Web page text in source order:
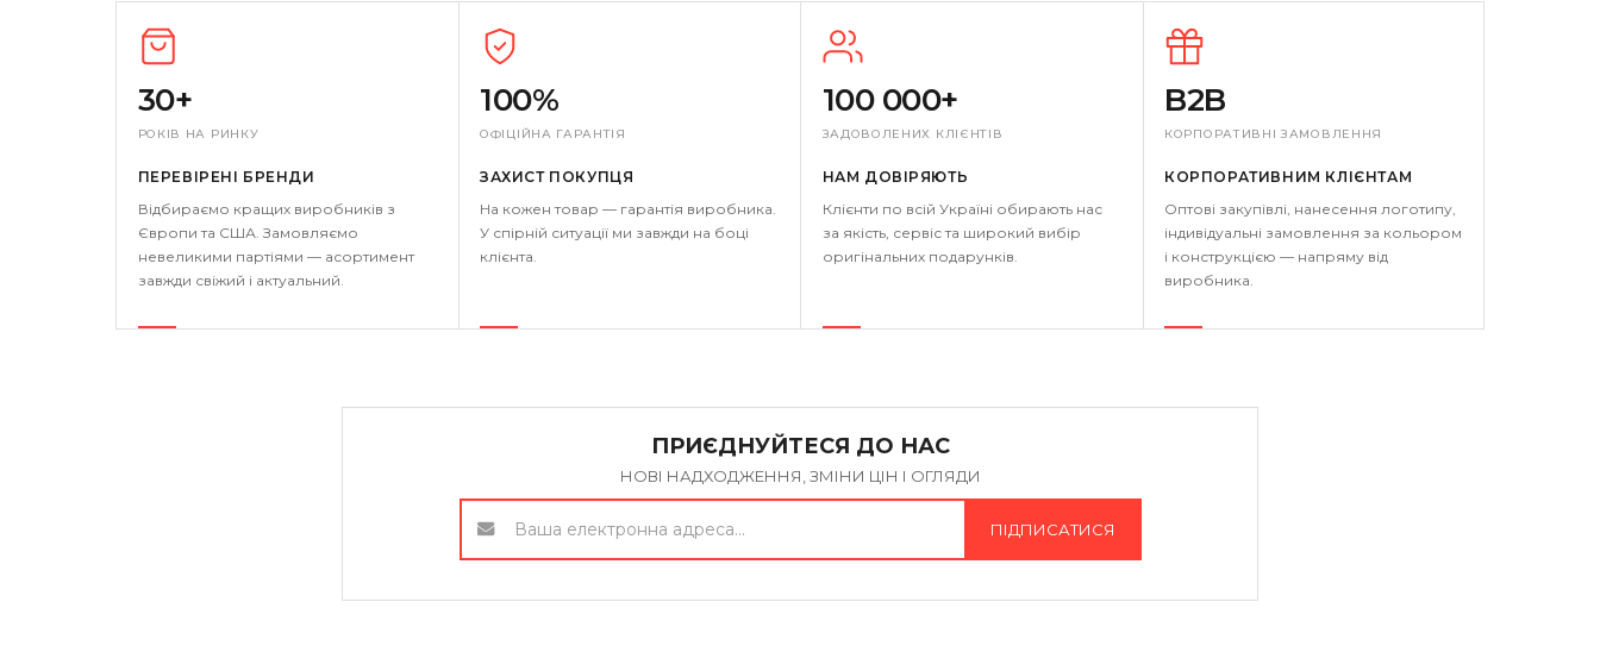
30+
РОКІВ НА РИНКУ
ПЕРЕВІРЕНІ БРЕНДИ
Відбираємо кращих виробників з
Європи та США. Замовляємо
невеликими партіями — асортимент
завжди свіжий і актуальний.
100%
ОФІЦІЙНА ГАРАНТІЯ
ЗАХИСТ ПОКУПЦЯ
На кожен товар — гарантія виробника.
У спірній ситуації ми завжди на боці
клієнта.
100 000+
ЗАДОВОЛЕНИХ КЛІЄНТІВ
НАМ ДОВІРЯЮТЬ
Клієнти по всій Україні обирають нас
за якість, сервіс та широкий вибір
оригінальних подарунків.
B2B
КОРПОРАТИВНІ ЗАМОВЛЕННЯ
КОРПОРАТИВНИМ КЛІЄНТАМ
Оптові закупівлі, нанесення логотипу,
індивідуальні замовлення за кольором
і конструкцією — напряму від
виробника.
ПРИЄДНУЙТЕСЯ ДО НАС
НОВІ НАДХОДЖЕННЯ, ЗМІНИ ЦІН І ОГЛЯДИ
ПІДПИСАТИСЯ